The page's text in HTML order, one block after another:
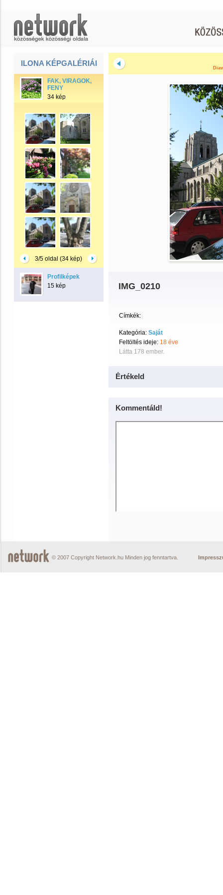
ILONA KÉPGALÉRIÁI
FAK, VIRAGOK,
FENY
34 kép
3/5 oldal (34 kép)
Profilképek
15 kép
IMG_0210
Címkék:
Kategória: Saját
Feltöltés ideje: 18 éve
Látta 178 ember.
Értékeld
Kommentáld!
© 2007 Copyright Network.hu Minden jog fenntartva.